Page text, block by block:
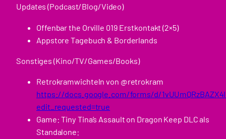
Updates (Podcast/Blog/Video)
Offenbar the Orville 019 Erstkontakt (2×5)
Appstore Tagebuch & Borderlands
Sonstiges (Kino/TV/Games/Books)
Retrokramwichteln von @retrokram
https://docs.google.com/forms/d/
edit_requested=true
Game: Tiny Tina’s Assault on Dragon Keep DLC als
Standalone: